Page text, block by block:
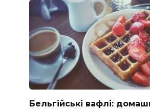
Бельгійські вафлі: